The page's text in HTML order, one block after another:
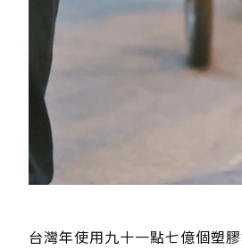
台灣年使用九十一點七億個塑